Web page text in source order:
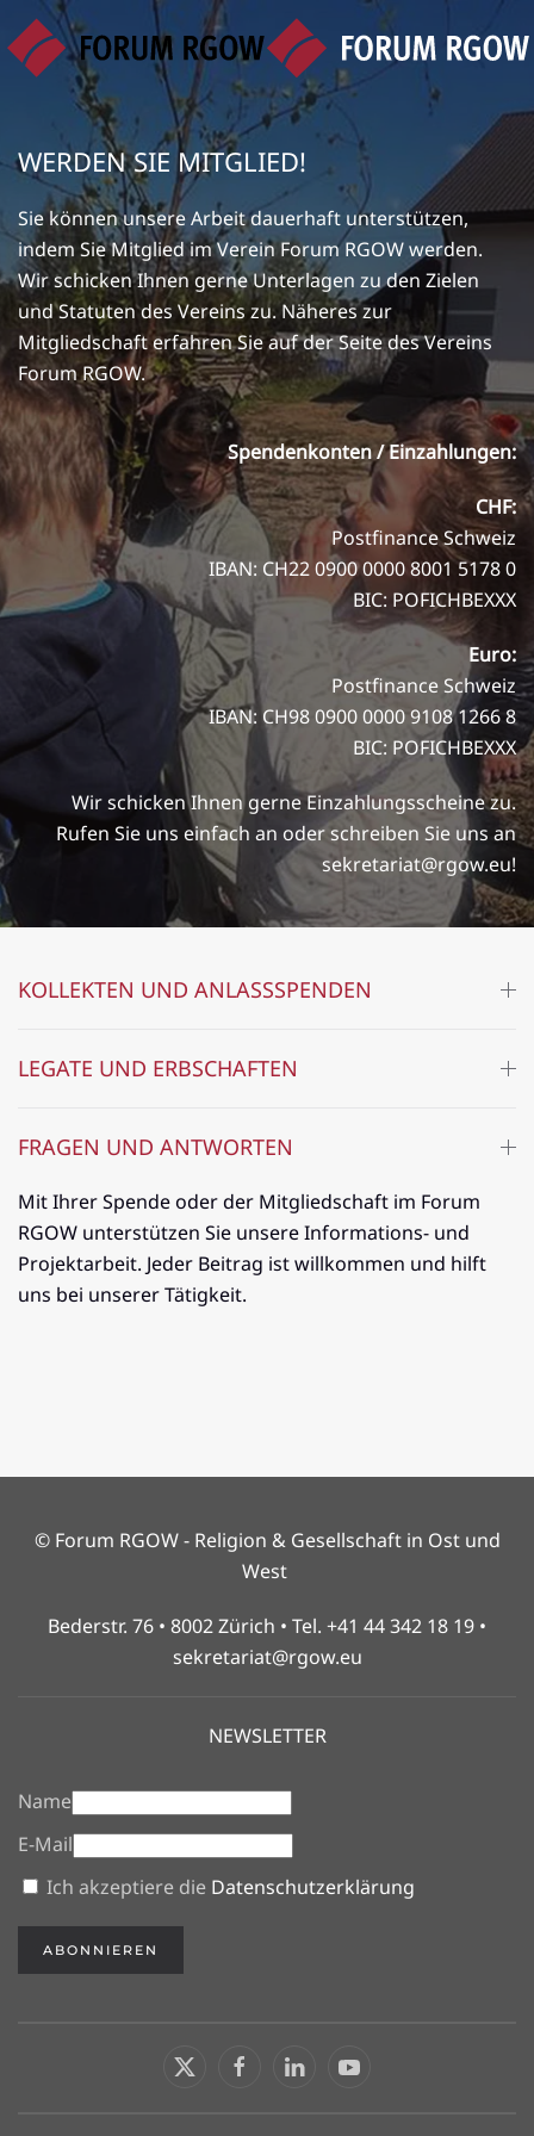
Zum Hauptinhalt springen
WERDEN SIE MITGLIED!
Sie können unsere Arbeit dauerhaft unterstützen,
indem Sie Mitglied im Verein Forum RGOW werden.
Wir schicken Ihnen gerne Unterlagen zu den Zielen
und Statuten des Vereins zu. Näheres zur
Mitgliedschaft erfahren Sie auf der Seite desVereins
Forum RGOW.
Spendenkonten / Einzahlungen:
CHF:
Postfinance Schweiz
IBAN: CH22 0900 0000 8001 5178 0
BIC: POFICHBEXXX
Euro:
Postfinance Schweiz
IBAN: CH98 0900 0000 9108 1266 8
BIC: POFICHBEXXX
Wir schicken Ihnen gerne Einzahlungsscheine zu.
Rufen Sie uns einfach an oder schreiben Sie uns an
sekretariat@rgow.eu!
KOLLEKTEN UND ANLASSSPENDEN
LEGATE UND ERBSCHAFTEN
FRAGEN UND ANTWORTEN
Mit Ihrer Spende oder der Mitgliedschaft im Forum
RGOW unterstützen Sie unsere Informations- und
Projektarbeit. Jeder Beitrag ist willkommen und hilft
uns bei unserer Tätigkeit.
© Forum RGOW - Religion & Gesellschaft in Ost und
West
Bederstr. 76 • 8002 Zürich • Tel. +41 44 342 18 19 •
sekretariat@rgow.eu
NEWSLETTER
Name
E-Mail
Ich akzeptiere die Datenschutzerklärung
ABONNIEREN